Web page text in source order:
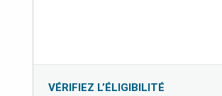
VÉRIFIEZ L’ÉLIGIBILITÉ